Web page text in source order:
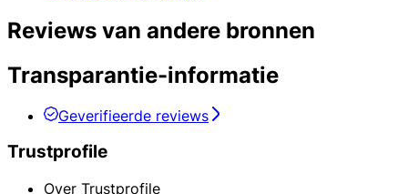
Reviews van andere bronnen
Transparantie-informatie
Geverifieerde reviews
Trustprofile
Over Trustprofile